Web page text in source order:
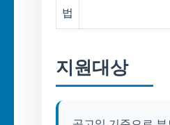
법
지원대상